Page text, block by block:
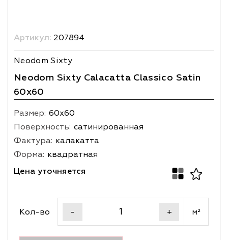
Артикул: 207894
Neodom Sixty
Neodom Sixty Calacatta Classico Satin
60x60
Размер: 60х60
Поверхность: сатинированная
Фактура: калакатта
Форма: квадратная
Цена уточняется
Кол-во - + м²